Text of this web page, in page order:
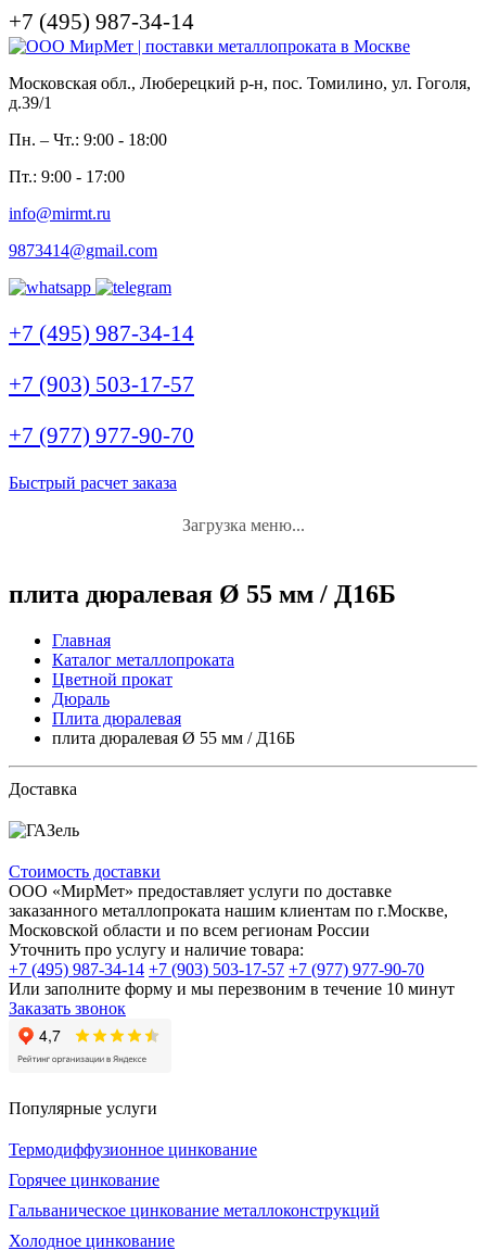
+7 (495) 987-34-14
Московская обл., Люберецкий р-н, пос. Томилино, ул. Гоголя,
д.39/1
Пн. – Чт.: 9:00 - 18:00
Пт.: 9:00 - 17:00
info@mirmt.ru
9873414@gmail.com
+7 (495) 987-34-14
+7 (903) 503-17-57
+7 (977) 977-90-70
Быстрый расчет заказа
Загрузка меню...
плита дюралевая Ø 55 мм / Д16Б
Главная
Каталог металлопроката
Цветной прокат
Дюраль
Плита дюралевая
плита дюралевая Ø 55 мм / Д16Б
Доставка
Стоимость доставки
ООО «МирМет» предоставляет услуги по доставке
заказанного металлопроката нашим клиентам по г.Москве,
Московской области и по всем регионам России
Уточнить про услугу и наличие товара:
+7 (495) 987-34-14 +7 (903) 503-17-57 +7 (977) 977-90-70
Или заполните форму и мы перезвоним в течение 10 минут
Заказать звонок
Популярные услуги
Термодиффузионное цинкование
Горячее цинкование
Гальваническое цинкование металлоконструкций
Холодное цинкование